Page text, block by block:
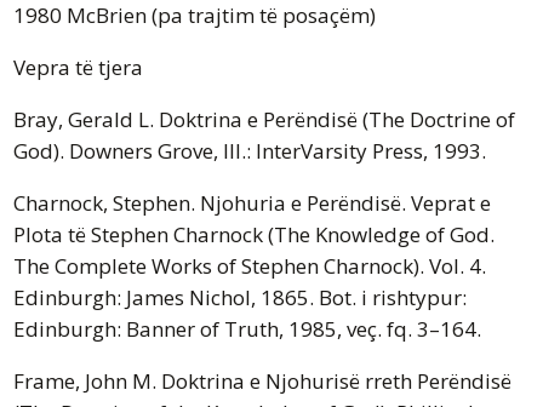
1980 McBrien (pa trajtim të posaçëm)
Vepra të tjera
Bray, Gerald L. Doktrina e Perëndisë (The Doctrine of
God). Downers Grove, Ill.: InterVarsity Press, 1993.
Charnock, Stephen. Njohuria e Perëndisë. Veprat e
Plota të Stephen Charnock (The Knowledge of God.
The Complete Works of Stephen Charnock). Vol. 4.
Edinburgh: James Nichol, 1865. Bot. i rishtypur:
Edinburgh: Banner of Truth, 1985, veç. fq. 3–164.
Frame, John M. Doktrina e Njohurisë rreth Perëndisë